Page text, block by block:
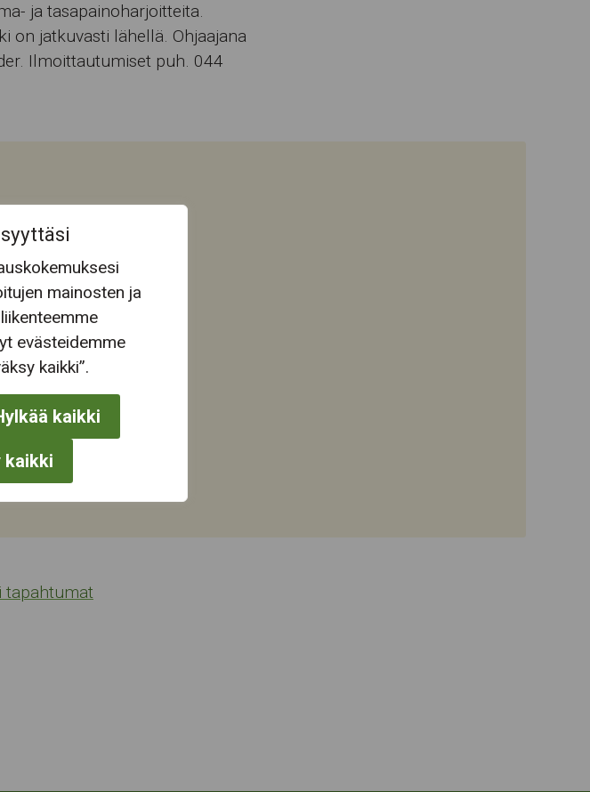
mainosten ja
evästeidemme
kaikki”.
kaikki
kaikki
ja tasapainoharjoitteita.
on jatkuvasti lähellä. Ohjaajana
Ilmoittautumiset puh. 044
tapahtumat